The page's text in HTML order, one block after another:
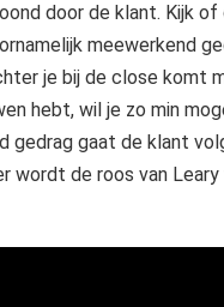
door de klant. Kijk of
meewerkend
je bij de close komt
hebt, wil je zo min
gedrag gaat de klant
wordt de roos van Leary